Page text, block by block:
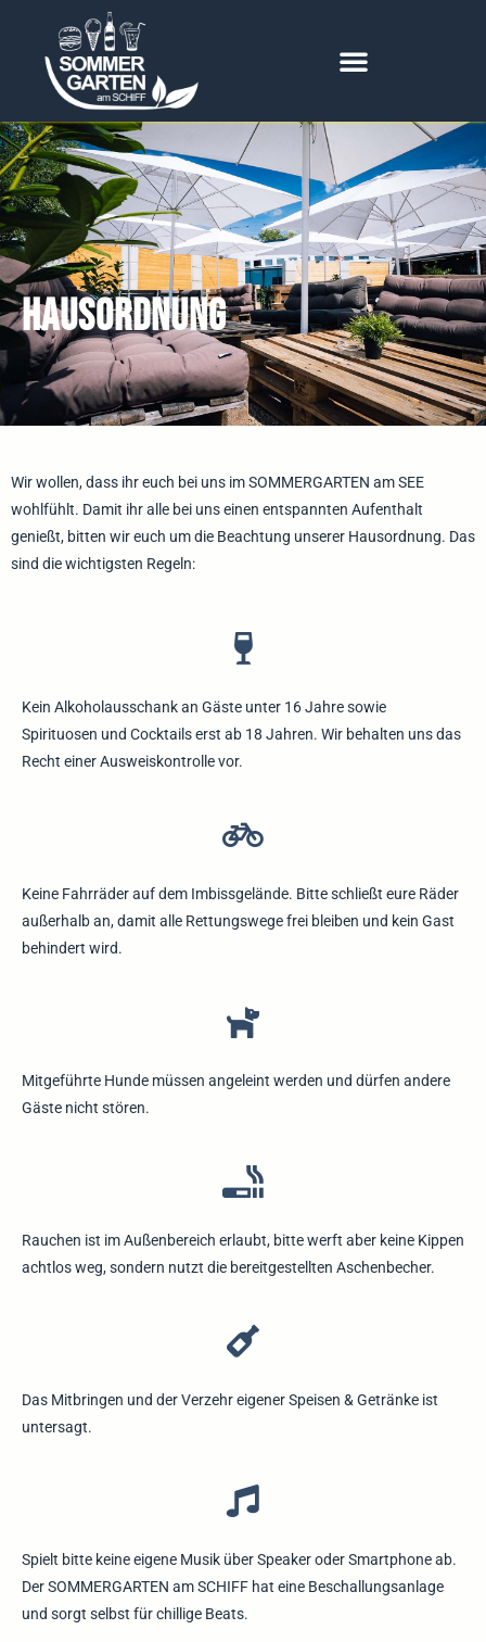
Hausordnung
Wir wollen, dass ihr euch bei uns im SOMMERGARTEN am SEE
wohlfühlt. Damit ihr alle bei uns einen entspannten Aufenthalt
genießt, bitten wir euch um die Beachtung unserer Hausordnung. Das
sind die wichtigsten Regeln:
Kein Alkoholausschank an Gäste unter 16 Jahre sowie
Spirituosen und Cocktails erst ab 18 Jahren. Wir behalten uns das
Recht einer Ausweiskontrolle vor.
Keine Fahrräder auf dem Imbissgelände. Bitte schließt eure Räder
außerhalb an, damit alle Rettungswege frei bleiben und kein Gast
behindert wird.
Mitgeführte Hunde müssen angeleint werden und dürfen andere
Gäste nicht stören.
Rauchen ist im Außenbereich erlaubt, bitte werft aber keine Kippen
achtlos weg, sondern nutzt die bereitgestellten Aschenbecher.
Das Mitbringen und der Verzehr eigener Speisen & Getränke ist
untersagt.
Spielt bitte keine eigene Musik über Speaker oder Smartphone ab.
Der SOMMERGARTEN am SCHIFF hat eine Beschallungsanlage
und sorgt selbst für chillige Beats.